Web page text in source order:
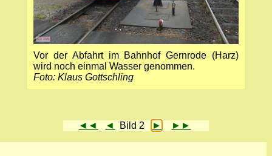
Vor der Abfahrt im Bahnhof Gern­rode (Harz)
wird noch einmal Wasser genommen.
Foto: Klaus Gottschling
◄◄ ◄ Bild 2 ► ►►